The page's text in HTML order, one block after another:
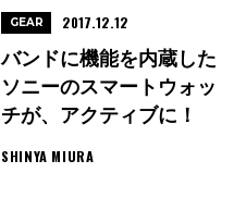
バンドに機能を内蔵した
ソニーのスマートウォッ
チが、アクティブに！
SHINYA MIURA
GEAR 2017.12.12